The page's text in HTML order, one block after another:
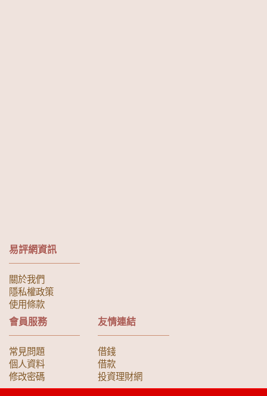
易評網資訊
關於我們
隱私權政策
使用條款
會員服務
常見問題
個人資料
修改密碼
友情連結
借錢
借款
投資理財網